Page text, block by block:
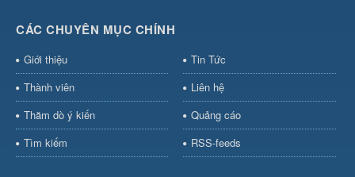
CÁC CHUYÊN MỤC CHÍNH
Giới thiệu
Tin Tức
Thành viên
Liên hệ
Thăm dò ý kiến
Quảng cáo
Tìm kiếm
RSS-feeds